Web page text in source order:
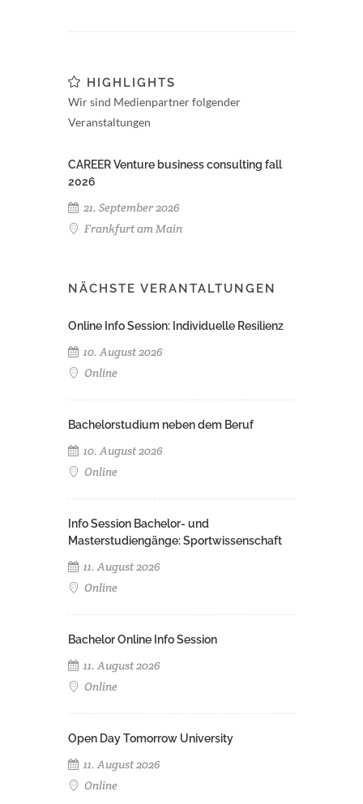
HIGHLIGHTS
Wir sind Medienpartner folgender
Veranstaltungen
CAREER Venture business consulting fall
2026
21. September 2026
Frankfurt am Main
NÄCHSTE VERANTALTUNGEN
Online Info Session: Individuelle Resilienz
10. August 2026
Online
Bachelorstudium neben dem Beruf
10. August 2026
Online
Info Session Bachelor- und
Masterstudiengänge: Sportwissenschaft
11. August 2026
Online
Bachelor Online Info Session
11. August 2026
Online
Open Day Tomorrow University
11. August 2026
Online